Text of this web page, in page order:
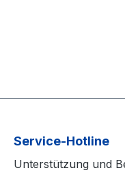
Service-Hotline
Unterstützung und